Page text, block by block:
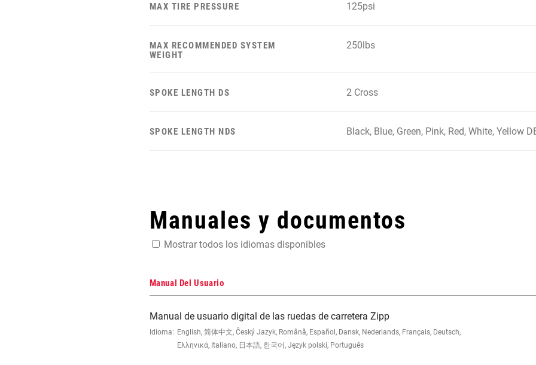
MAX TIRE PRESSURE 125psi
MAX RECOMMENDED SYSTEM
WEIGHT
250lbs
SPOKE LENGTH DS 2 Cross
SPOKE LENGTH NDS Black, Blue, Green, Pink, Red, White, Yellow
Manuales y documentos
Mostrar todos los idiomas disponibles
Manual Del Usuario
Manual de usuario digital de las ruedas de carretera Zipp
Idioma: English, 简体中文, Český Jazyk, Română, Español, Dansk, Nederlands, Français, Deutsch,
Ελληνικά, Italiano, 日本語, 한국어, Język polski, Português